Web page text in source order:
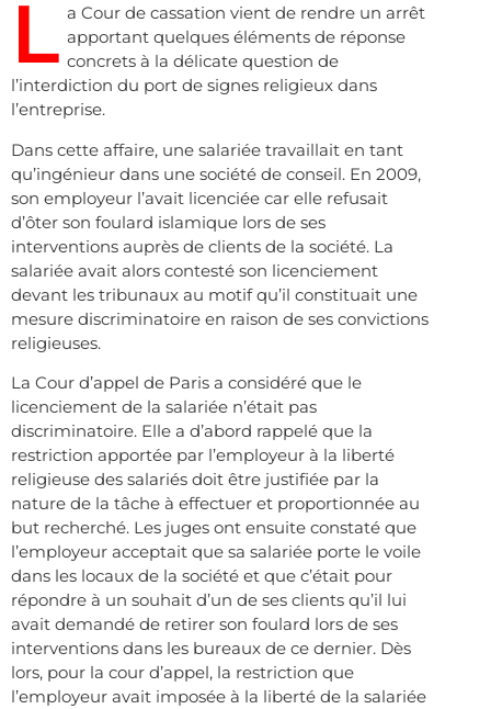
L a Cour de cassation vient de rendre un arrêt
apportant quelques éléments de réponse
concrets à la délicate question de
l’interdiction du port de signes religieux dans
l’entreprise.
Dans cette affaire, une salariée travaillait en tant
qu’ingénieur dans une société de conseil. En 2009,
son employeur l’avait licenciée car elle refusait
d’ôter son foulard islamique lors de ses
interventions auprès de clients de la société. La
salariée avait alors contesté son licenciement
devant les tribunaux au motif qu’il constituait une
mesure discriminatoire en raison de ses convictions
religieuses.
La Cour d’appel de Paris a considéré que le
licenciement de la salariée n’était pas
discriminatoire. Elle a d’abord rappelé que la
restriction apportée par l’employeur à la liberté
religieuse des salariés doit être justifiée par la
nature de la tâche à effectuer et proportionnée au
but recherché. Les juges ont ensuite constaté que
l’employeur acceptait que sa salariée porte le voile
dans les locaux de la société et que c’était pour
répondre à un souhait d’un de ses clients qu’il lui
avait demandé de retirer son foulard lors de ses
interventions dans les bureaux de ce dernier. Dès
lors, pour la cour d’appel, la restriction que
l’employeur avait imposée à la liberté de la salariée